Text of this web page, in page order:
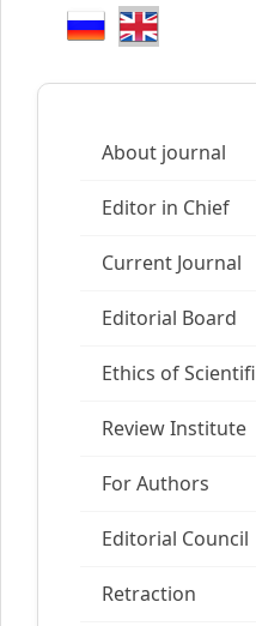
About journal
Editor in Chief
Current Journal
Editorial Board
Ethics of
Review Institute
For Authors
Editorial Council
Retraction